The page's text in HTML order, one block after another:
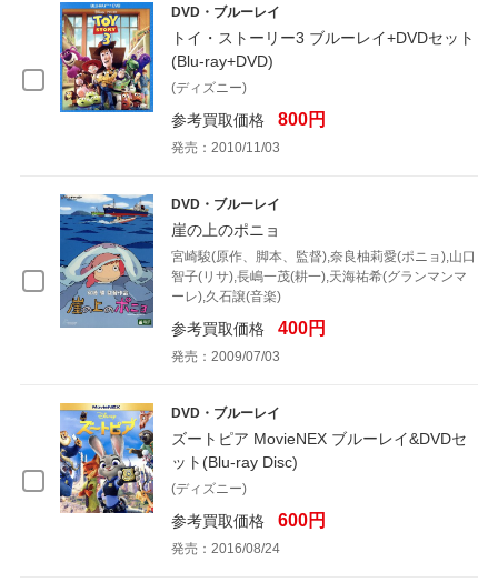
DVD・ブルーレイ
トイ・ストーリー3 ブルーレイ+DVDセット
(Blu-ray+DVD)
(ディズニー)
参考買取価格 800円
発売：2010/11/03
DVD・ブルーレイ
崖の上のポニョ
宮崎駿(原作、脚本、監督),奈良柚莉愛(ポニョ),山口
智子(リサ),長嶋一茂(耕一),天海祐希(グランマンマ
ーレ),久石譲(音楽)
参考買取価格 400円
発売：2009/07/03
DVD・ブルーレイ
ズートピア MovieNEX ブルーレイ&DVDセ
ット(Blu-ray Disc)
(ディズニー)
参考買取価格 600円
発売：2016/08/24